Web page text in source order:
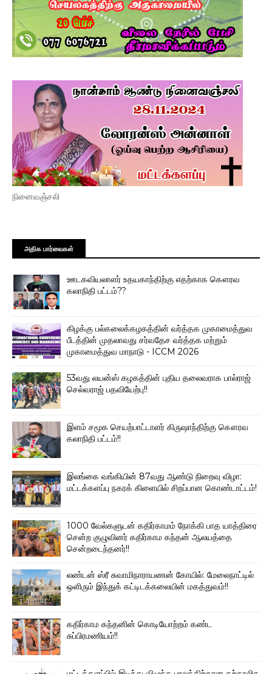
நினைவஞ்சலி
அதிக பார்வைகள்
ஊடகவியலாளர் உதயகாந்திற்கு எதற்காக கௌரவ
கலாநிதி பட்டம்??
கிழக்கு பல்கலைக்கழகத்தின் வர்த்தக முகாமைத்துவ
பீடத்தின் முதலாவது சர்வதேச வர்த்தக மற்றும்
முகாமைத்துவ மாநாடு - ICCM 2026
53வது லயன்ஸ் கழகத்தின் புதிய தலைவராக பால்ராஜ்
செல்வராஜ் பதவியேற்பு!!
இளம் சமூக செயற்பாட்டாளர் கிருஷாந்திற்கு கௌரவ
கலாநிதி பட்டம்!!
இலங்கை வங்கியின் 87வது ஆண்டு நிறைவு விழா:
மட்டக்களப்பு நகரக் கிளையில் சிறப்பான கொண்டாட்டம்!
1000 வேல்களுடன் கதிர்காமம் நோக்கி பாத யாத்திரை
சென்ற குழுவினர் கதிர்காம கந்தன் ஆலயத்தை
சென்றடைந்தனர்!!
லண்டன் ஸ்ரீ சுவாமிநாராயணன் கோயில்: மேலைநாட்டில்
ஒளிரும் இந்துக் கட்டிடக்கலையின் மகத்துவம்!!
கதிர்காம கந்தனின் கொடியோற்றம் கண்ட
சுப்பிரமணியம்!!